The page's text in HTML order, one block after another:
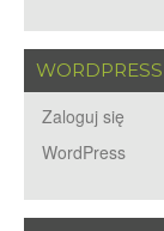
WORDPRESS
Zaloguj się
WordPress